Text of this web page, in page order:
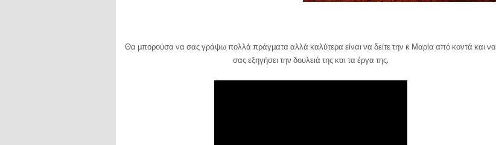
Θα μπορούσα να σας γράψω πολλά πράγματα αλλά καλύτερα είναι να δείτε την κ Μαρία από κοντά και να
σας εξηγήσει την δουλειά της και τα έργα της.